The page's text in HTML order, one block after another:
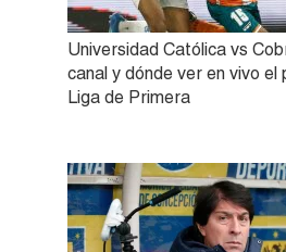
Universidad Católica vs
canal y dónde ver en vivo
Liga de Primera